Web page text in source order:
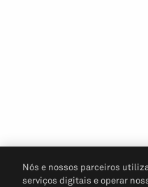
Nós e nossos parceiros
serviços digitais e operar